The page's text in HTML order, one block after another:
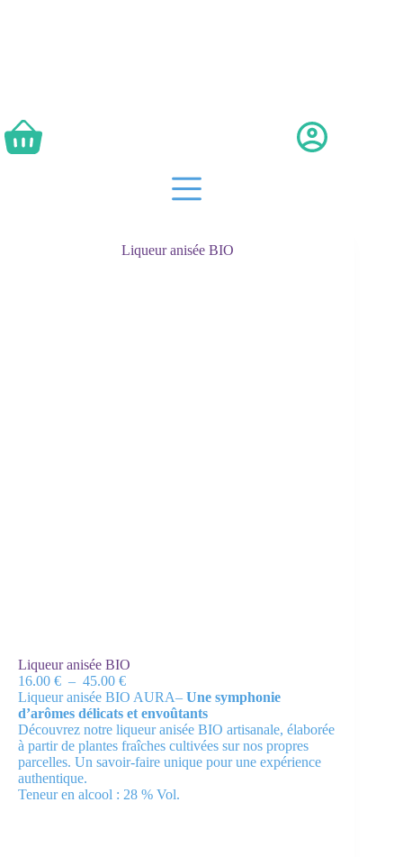
Panier
Liqueur anisée BIO
Liqueur anisée BIO
16.00 € – 45.00 €Plage
de
prix :
16.00 €
à
45.00 €
Liqueur anisée BIO AURA– Une symphonie
d’arômes délicats et envoûtants
Découvrez notre liqueur anisée BIO artisanale, élaborée
à partir de plantes fraîches cultivées sur nos propres
parcelles. Un savoir-faire unique pour une expérience
authentique.
Teneur en alcool : 28 % Vol.